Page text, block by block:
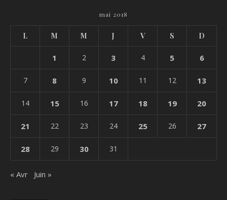
mai 2018
L M M J V S D
1 2 3 4 5 6
7 8 9 10 11 12 13
14 15 16 17 18 19 20
21 22 23 24 25 26 27
28 29 30 31
« Avr Juin »